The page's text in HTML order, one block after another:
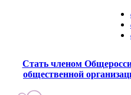
Стать членом
общественной